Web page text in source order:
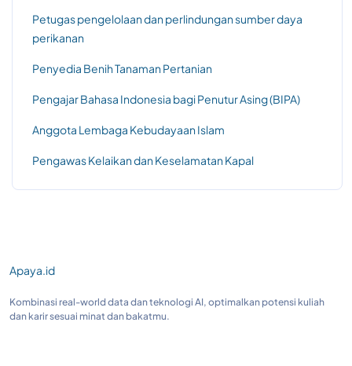
Petugas pengelolaan dan perlindungan sumber daya
perikanan
Penyedia Benih Tanaman Pertanian
Pengajar Bahasa Indonesia bagi Penutur Asing (BIPA)
Anggota Lembaga Kebudayaan Islam
Pengawas Kelaikan dan Keselamatan Kapal
Apaya.id
Kombinasi real-world data dan teknologi AI, optimalkan potensi kuliah
dan karir sesuai minat dan bakatmu.